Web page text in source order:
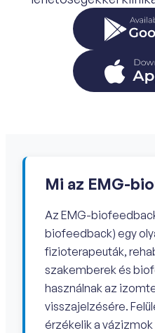
Mi az EMG-
Az EMG-
biofeedback) egy
fizioterapeuták,
szakemberek és
használnak az
visszajelzésére.
érzékelik a